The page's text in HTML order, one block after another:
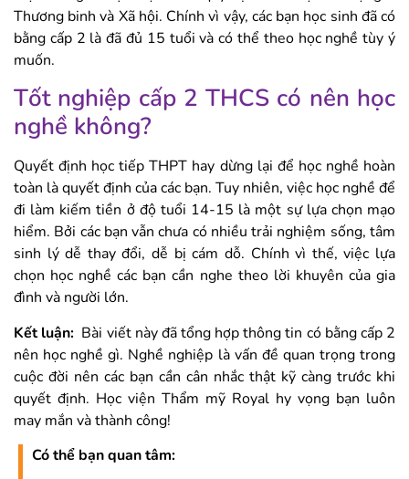
Thương binh và Xã hội. Chính vì vậy, các bạn học sinh đã có
bằng cấp 2 là đã đủ 15 tuổi và có thể theo học nghề tùy ý
muốn.
Tốt nghiệp cấp 2 THCS có nên học
nghề không?
Quyết định học tiếp THPT hay dừng lại để học nghề hoàn
toàn là quyết định của các bạn. Tuy nhiên, việc học nghề để
đi làm kiếm tiền ở độ tuổi 14-15 là một sự lựa chọn mạo
hiểm. Bởi các bạn vẫn chưa có nhiều trải nghiệm sống, tâm
sinh lý dễ thay đổi, dễ bị cám dỗ. Chính vì thế, việc lựa
chọn học nghề các bạn cần nghe theo lời khuyên của gia
đình và người lớn.
Kết luận: Bài viết này đã tổng hợp thông tin có bằng cấp 2
nên học nghề gì. Nghề nghiệp là vấn đề quan trọng trong
cuộc đời nên các bạn cần cân nhắc thật kỹ càng trước khi
quyết định. Học viện Thẩm mỹ Royal hy vọng bạn luôn
may mắn và thành công!
Có thể bạn quan tâm: